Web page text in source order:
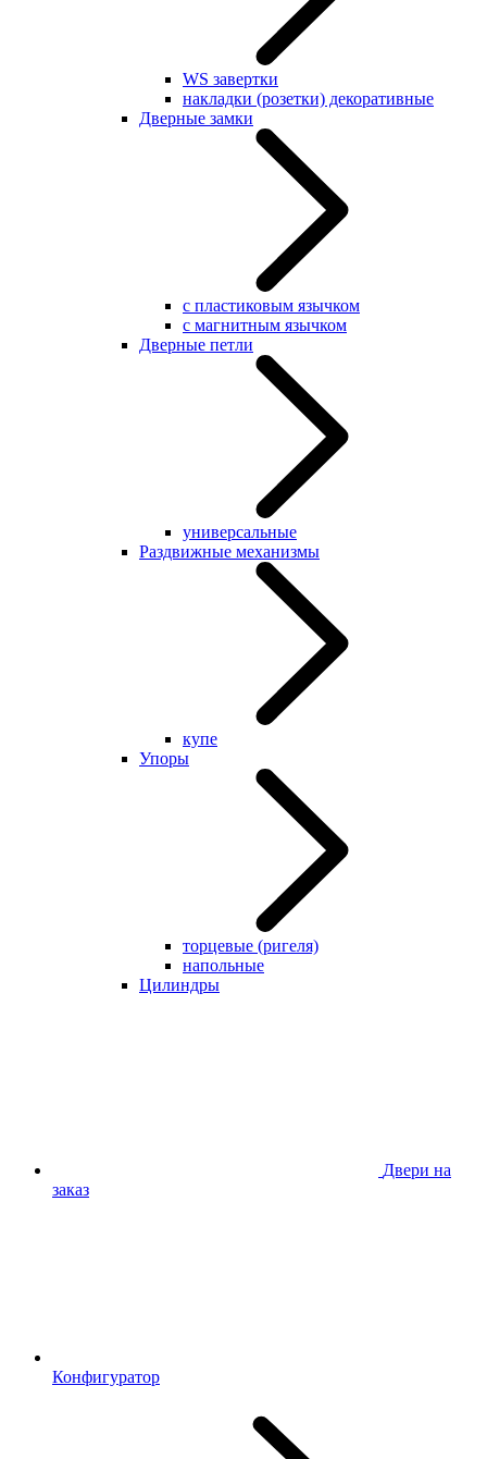
WS завертки
накладки (розетки) декоративные
Дверные замки
с пластиковым язычком
с магнитным язычком
Дверные петли
универсальные
Раздвижные механизмы
купе
Упоры
торцевые (ригеля)
напольные
Цилиндры
Двери на
заказ
Конфигуратор